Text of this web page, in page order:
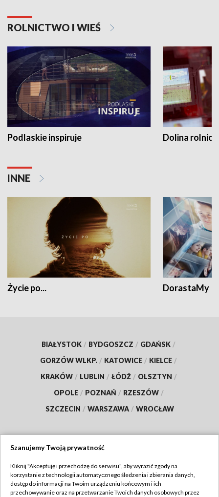
ROLNICTWO I WIEŚ
Podlaskie inspiruje Dolina
INNE
Życie po... DorastaMy
BIAŁYSTOK / BYDGOSZCZ / GDAŃSK /
GORZÓW WLKP. / KATOWICE / KIELCE /
KRAKÓW / LUBLIN / ŁÓDŹ / OLSZTYN /
OPOLE / POZNAŃ / RZESZÓW /
SZCZECIN / WARSZAWA / WROCŁAW
TVP
Abonament TVP
Szanujemy Twoją prywatność
Kliknij "Akceptuję i przechodzę do serwisu", aby wyrazić zgody na
korzystanie z technologii automatycznego śledzenia i zbierania danych,
dostęp do informacji na Twoim urządzeniu końcowym i ich
przechowywanie oraz na przetwarzanie Twoich danych osobowych przez